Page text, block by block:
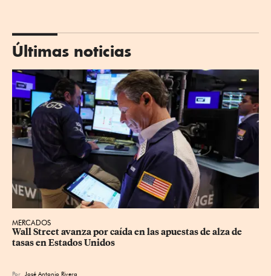
Últimas noticias
MERCADOS
Wall Street avanza por caída en las apuestas de alza de
tasas en Estados Unidos
Por José Antonio Rivera